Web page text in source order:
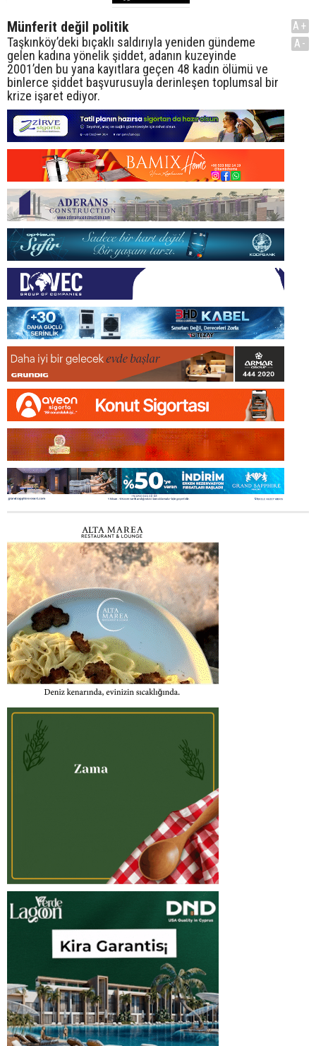
Münferit değil politik
Taşkınköy’deki bıçaklı saldırıyla yeniden gündeme
gelen kadına yönelik şiddet, adanın kuzeyinde
2001’den bu yana kayıtlara geçen 48 kadın ölümü ve
binlerce şiddet başvurusuyla derinleşen toplumsal bir
krize işaret ediyor.
A+
A-